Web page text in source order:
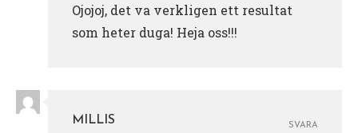
Ojojoj, det va verkligen ett resultat
som heter duga! Heja oss!!!
MILLIS
SVARA